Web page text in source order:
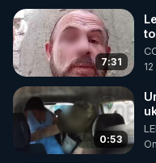
🌱 INSTAGRAM
https://
http://rgnr.li/
🌱 LA NEWSLETTER
Pour ne pas rater
7:31
0:53